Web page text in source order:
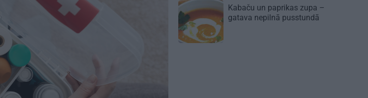
Kabaču un paprikas zupa –
gatava nepilnā pusstundā